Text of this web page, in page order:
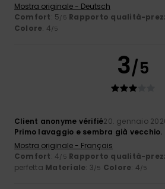
Mostra originale - Deutsch
Comfort: 5/5 Rapporto qualità-
Colore: 4/5
3/5
Client anonyme vérifié20. gennaio
Primo lavaggio e sembra già vecchio.
Mostra originale - Français
Comfort: 4/5 Rapporto qualità-
perfetta Materiale: 3/5 Colore: 4/5